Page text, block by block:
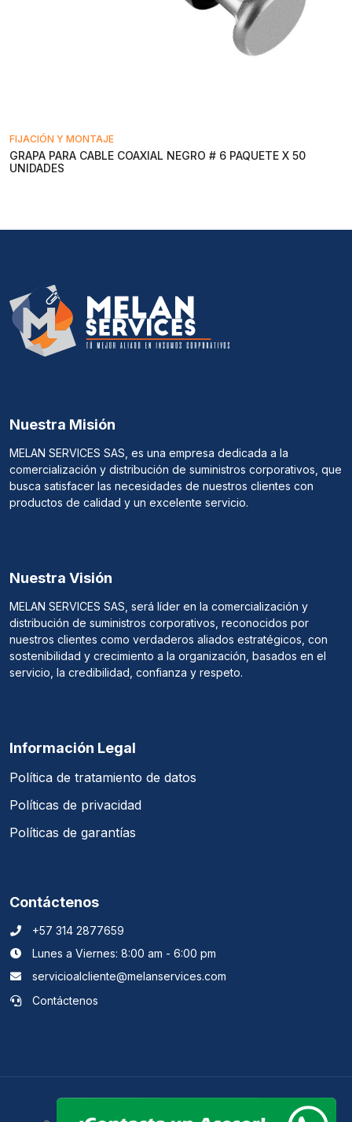
FIJACIÓN Y MONTAJE
GRAPA PARA CABLE COAXIAL NEGRO # 6 PAQUETE X 50
UNIDADES
Nuestra Misión
MELAN SERVICES SAS, es una empresa dedicada a la
comercialización y distribución de suministros corporativos, que
busca satisfacer las necesidades de nuestros clientes con
productos de calidad y un excelente servicio.
Nuestra Visión
MELAN SERVICES SAS, será líder en la comercialización y
distribución de suministros corporativos, reconocidos por
nuestros clientes como verdaderos aliados estratégicos, con
sostenibilidad y crecimiento a la organización, basados en el
servicio, la credibilidad, confianza y respeto.
Información Legal
Política de tratamiento de datos
Políticas de privacidad
Políticas de garantías
Contáctenos
+57 314 2877659
Lunes a Viernes: 8:00 am - 6:00 pm
servicioalcliente@melanservices.com
Contáctenos